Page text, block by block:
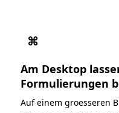
⌘
Am Desktop
Formulierungen
Auf einem groesseren